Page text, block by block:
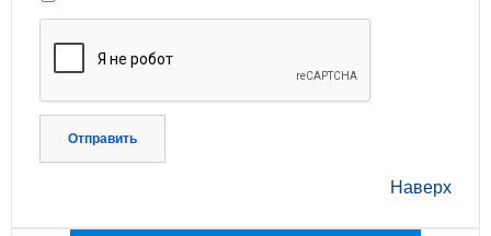
Отправить
Наверх